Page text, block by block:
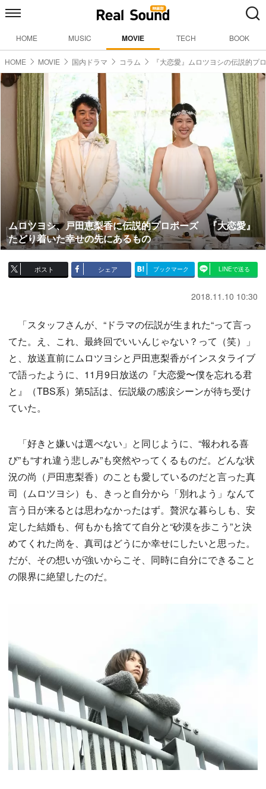
HOME MUSIC MOVIE TECH BOOK
HOME MOVIE 国内ドラマ コラム 『大恋愛』ムロツヨシの伝説的プ
ムロツヨシ、戸田恵梨香に伝説的プロポーズ 『大恋愛』
たどり着いた幸せの先にあるもの
ポスト シェア ブックマーク LINEで送る
2018.11.10 10:30
「スタッフさんが、“ドラマの伝説が生まれた“って言っ
てた。え、これ、最終回でいいんじゃない？って（笑）」
と、放送直前にムロツヨシと戸田恵梨香がインスタライブ
で語ったように、11月9日放送の『大恋愛〜僕を忘れる君
と』（TBS系）第5話は、伝説級の感涙シーンが待ち受け
ていた。
「好きと嫌いは選べない」と同じように、“報われる喜
び”も“すれ違う悲しみ”も突然やってくるものだ。どんな状
況の尚（戸田恵梨香）のことも愛しているのだと言った真
司（ムロツヨシ）も、きっと自分から「別れよう」なんて
言う日が来るとは思わなかったはず。贅沢な暮らしも、安
定した結婚も、何もかも捨てて自分と“砂漠を歩こう”と決
めてくれた尚を、真司はどうにか幸せにしたいと思った。
だが、その想いが強いからこそ、同時に自分にできること
の限界に絶望したのだ。